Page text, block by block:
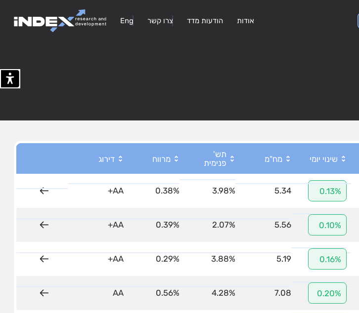
אודות הודעות מדד צרו קשר Eng
שינוי יומי מח"מ
תש'
פנימית
מרווח דירוג
0.13%
5.34
3.98%
0.38%
AA+ על המדד
0.10%
5.56
2.07%
0.39%
AA+ על המדד
0.16%
5.19
3.88%
0.29%
AA+ על המדד
0.20%
7.08
4.28%
0.56%
AA על המדד